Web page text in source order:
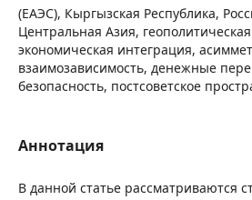
(ЕАЭС), Кыргызская Республика,
Центральная Азия,
экономическая интеграция,
взаимозависимость, денежные
безопасность, постсоветское
Аннотация
В данной статье рассматриваются